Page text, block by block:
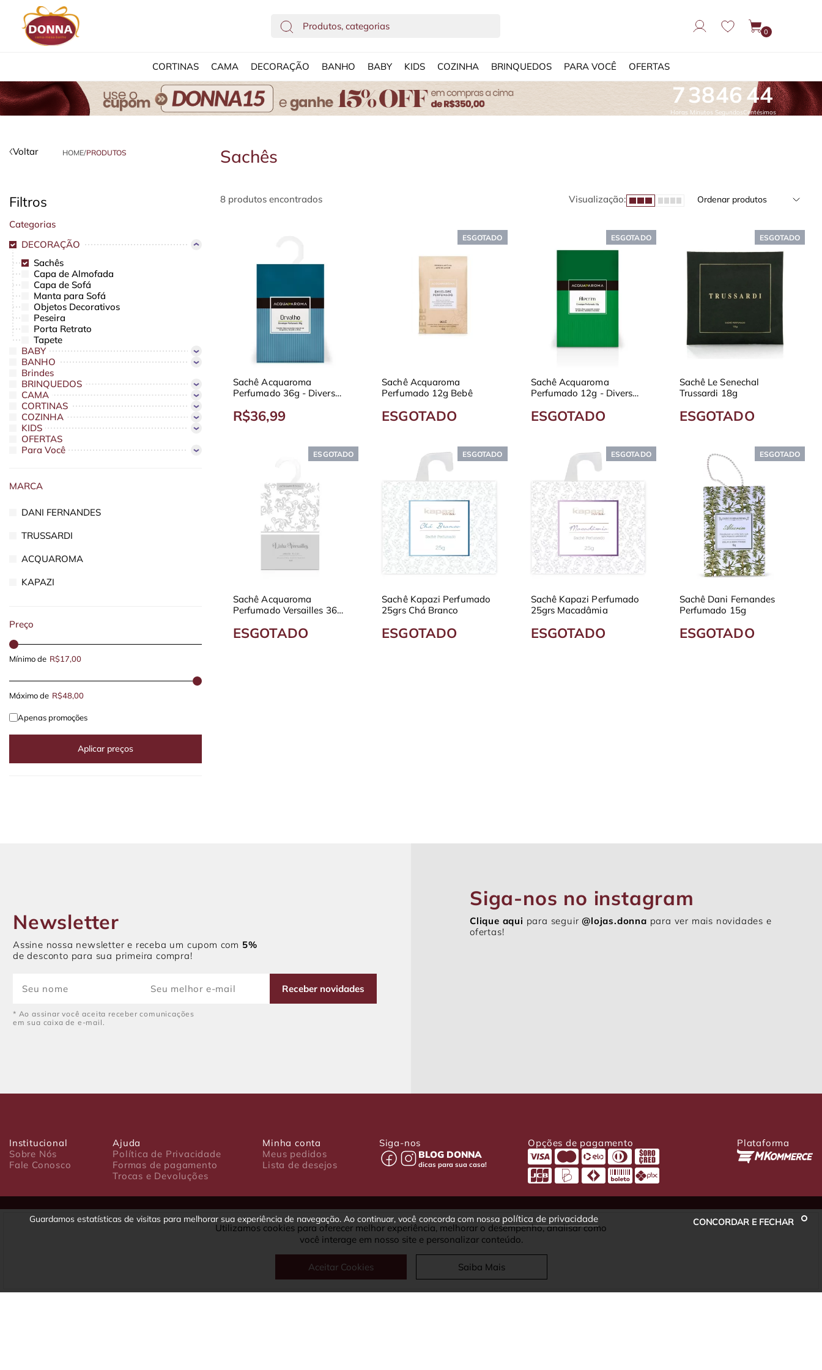
0
CORTINAS CAMA DECORAÇÃO BANHO BABY KIDS COZINHA BRINQUEDOS PARA VOCÊ OFERTAS
7
Horas
38
Minutos
45
Segundos
86
Centésimos
Voltar HOME/PRODUTOS
Filtros
Categorias
DECORAÇÃO
Sachês
Capa de Almofada
Capa de Sofá
Manta para Sofá
Objetos Decorativos
Peseira
Porta Retrato
Tapete
BABY
BANHO
Brindes
BRINQUEDOS
CAMA
CORTINAS
COZINHA
KIDS
OFERTAS
Para Você
MARCA
DANI FERNANDES
TRUSSARDI
ACQUAROMA
KAPAZI
Preço
Mínimo de R$17,00
Máximo de R$48,00
Apenas promoções
Aplicar preços
Sachês
8 produtos encontrados Visualização: Ordenar produtos
Sachê Acquaroma
Perfumado 36g - Diversas
R$36,99
ESGOTADO
Sachê Acquaroma
Perfumado 12g Bebê
ESGOTADO
ESGOTADO
Sachê Acquaroma
Perfumado 12g - Diversas
ESGOTADO
ESGOTADO
Sachê Le Senechal
Trussardi 18g
ESGOTADO
ESGOTADO
Sachê Acquaroma
Perfumado Versailles 36g
ESGOTADO
ESGOTADO
Sachê Kapazi Perfumado
25grs Chá Branco
ESGOTADO
ESGOTADO
Sachê Kapazi Perfumado
25grs Macadâmia
ESGOTADO
ESGOTADO
Sachê Dani Fernandes
Perfumado 15g
ESGOTADO
Newsletter
Assine nossa newsletter e receba um cupom com 5%
de desconto para sua primeira compra!
Receber novidades
* Ao assinar você aceita receber comunicações
em sua caixa de e-mail.
Siga-nos no instagram
Clique aqui para seguir@lojas.donna para ver mais novidades e
ofertas!
Institucional
Sobre Nós
Fale Conosco
Ajuda
Política de Privacidade
Formas de pagamento
Trocas e Devoluções
Minha conta
Meus pedidos
Lista de desejos
Siga-nos
BLOG DONNA
dicas para sua casa!
Opções de pagamento Plataforma
Luxo Comércio de Presentes Ltda. Av. João Gualberto, 1758 - CEP 80030-001 - Curitiba - PR
CNPJ: 22.245.892/0001-23 - Inscrição Estadual 90699488-79 - Fone/fax: (41) 4063-5302
Utilizamos cookies para oferecer melhor experiência, melhorar o desempenho, analisar como
você interage em nosso site e personalizar conteúdo.
Aceitar Cookies Saiba Mais
Guardamos estatísticas de visitas para melhorar sua experiência de navegação. Ao continuar, você concorda com nossa política de privacidade CONCORDAR E FECHAR